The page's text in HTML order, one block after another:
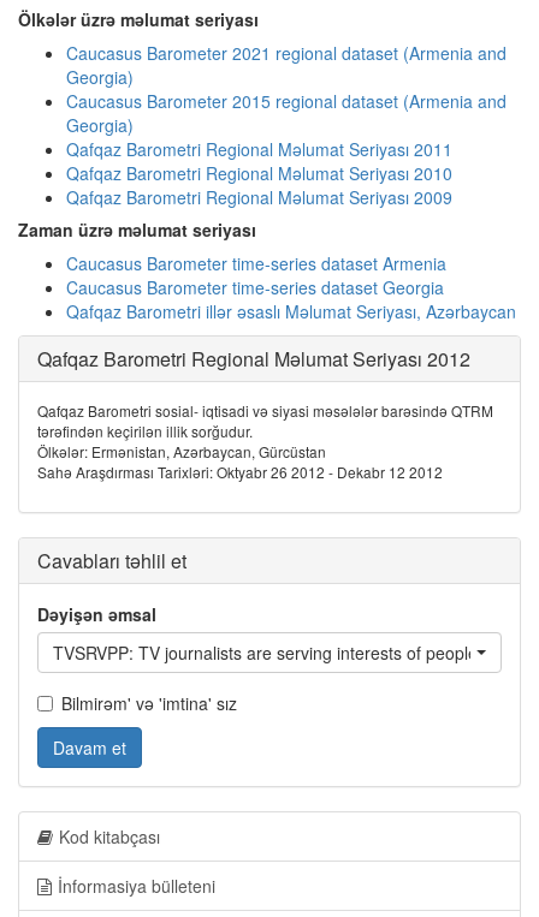
Ölkələr üzrə məlumat seriyası
Caucasus Barometer 2021 regional dataset (Armenia and
Georgia)
Caucasus Barometer 2015 regional dataset (Armenia and
Georgia)
Qafqaz Barometri Regional Məlumat Seriyası 2011
Qafqaz Barometri Regional Məlumat Seriyası 2010
Qafqaz Barometri Regional Məlumat Seriyası 2009
Zaman üzrə məlumat seriyası
Caucasus Barometer time-series dataset Armenia
Caucasus Barometer time-series dataset Georgia
Qafqaz Barometri illər əsaslı Məlumat Seriyası, Azərbaycan
Qafqaz Barometri Regional Məlumat Seriyası 2012
Qafqaz Barometri sosial- iqtisadi və siyasi məsələlər barəsində QTRM
tərəfindən keçirilən illik sorğudur.
Ölkələr: Ermənistan, Azərbaycan, Gürcüstan
Sahə Araşdırması Tarixləri: Oktyabr 26 2012 - Dekabr 12 2012
Cavabları təhlil et
Dəyişən əmsal
TVSRVPP: TV journalists are serving interests of people like you
Bilmirəm' və 'imtina' sız
Davam et
Kod kitabçası
İnformasiya bülleteni